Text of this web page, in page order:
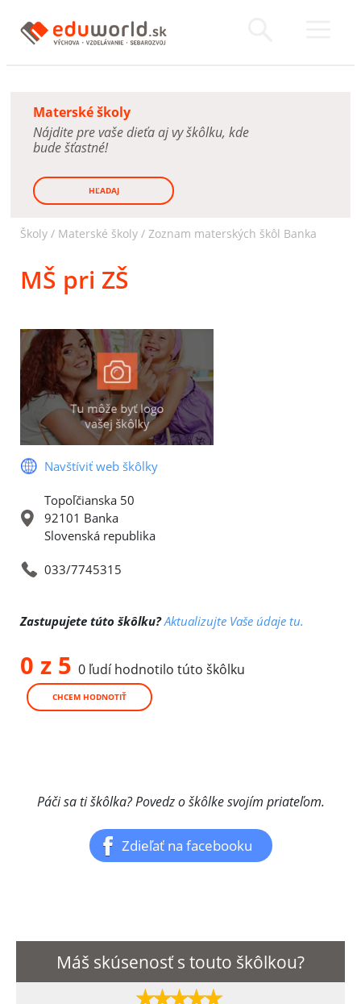
Materské školy
Nájdite pre vaše dieťa aj vy škôlku, kde
bude šťastné!
HĽADAJ
Školy / Materské školy / Zoznam materských škôl Banka
MŠ pri ZŠ
Navštíviť web škôlky
Topoľčianska 50
92101 Banka
Slovenská republika
033/7745315
Zastupujete túto škôlku? Aktualizujte Vaše údaje tu.
0 z 5 0 ľudí hodnotilo túto škôlku
CHCEM HODNOTIŤ
Páči sa ti škôlka? Povedz o škôlke svojím priateľom.
Zdieľať na facebooku
Máš skúsenosť s touto škôlkou?